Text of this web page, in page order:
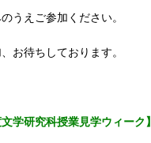
うえご参加ください。
お待ちしております。
文学研究科授業見学ウィーク】